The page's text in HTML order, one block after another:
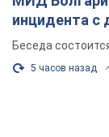
инцидента с
Беседа
5 часов назад